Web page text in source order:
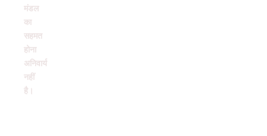
मंडल
का
सहमत
होना
अनिवार्य
नहीं
है।